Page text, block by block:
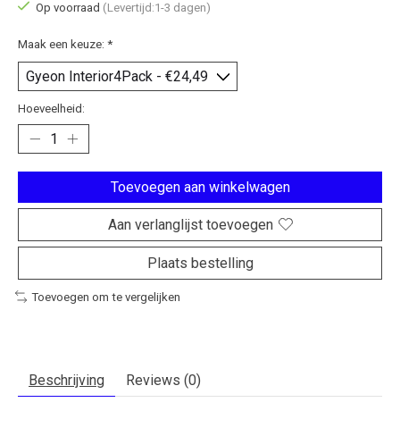
Op voorraad (Levertijd:1-3 dagen)
Maak een keuze: *
Hoeveelheid:
Toevoegen aan winkelwagen
Aan verlanglijst toevoegen
Plaats bestelling
Toevoegen om te vergelijken
Beschrijving Reviews (0)